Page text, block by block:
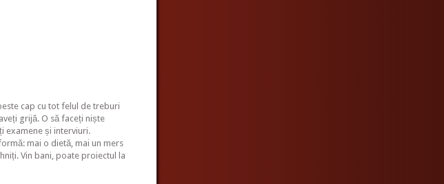
cap cu tot felul de treburi
grijă. O să faceți niște
examene și interviuri.
mai o dietă, mai un mers
Vin bani, poate proiectul la